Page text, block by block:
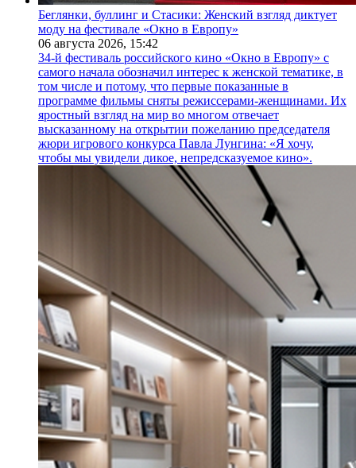
Беглянки, буллинг и Стасики: Женский взгляд диктует
моду на фестивале «Окно в Европу»
06 августа 2026, 15:42
34-й фестиваль российского кино «Окно в Европу» с
самого начала обозначил интерес к женской тематике, в
том числе и потому, что первые показанные в
программе фильмы сняты режиссерами-женщинами. Их
яростный взгляд на мир во многом отвечает
высказанному на открытии пожеланию председателя
жюри игрового конкурса Павла Лунгина: «Я хочу,
чтобы мы увидели дикое, непредсказуемое кино».